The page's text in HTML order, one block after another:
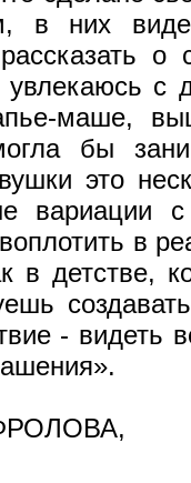
в них
с
маше,
бы
это
в
детстве,
- видеть